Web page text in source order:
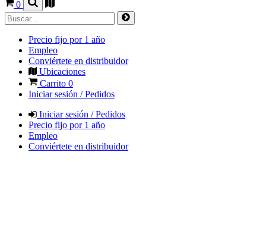
0
Precio fijo por 1 año
Empleo
Conviértete en distribuidor
Ubicaciones
Carrito 0
Iniciar sesión / Pedidos
Iniciar sesión / Pedidos
Precio fijo por 1 año
Empleo
Conviértete en distribuidor